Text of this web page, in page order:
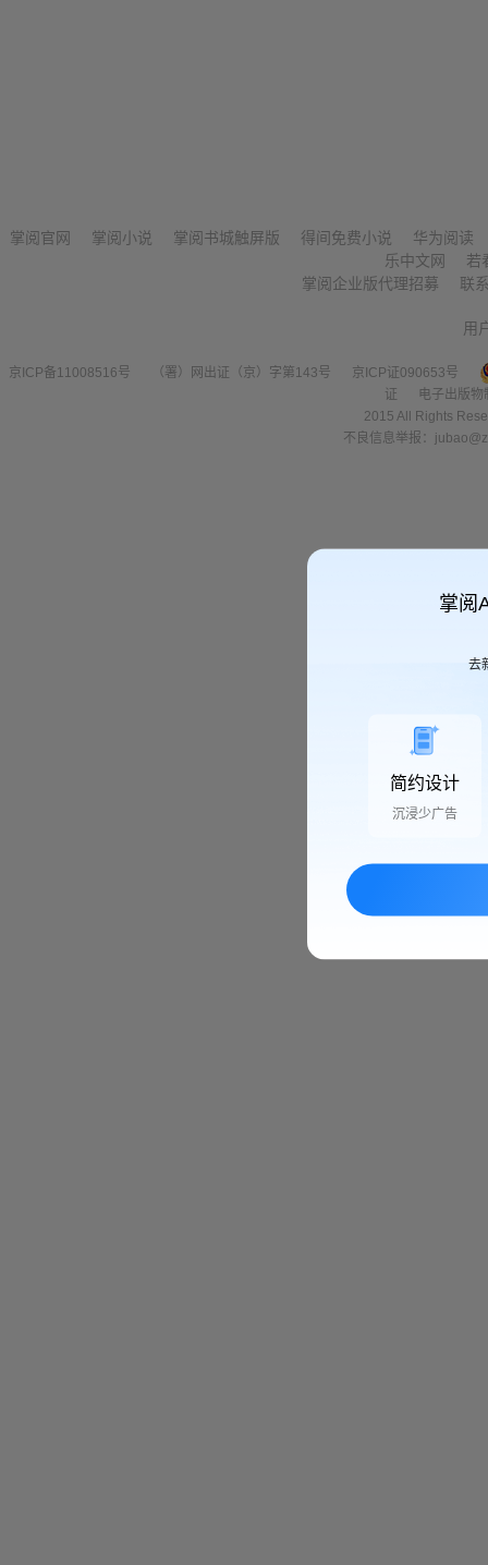
掌阅官网 掌阅小说 掌阅书城触屏版 得间免费小说
华为阅读
乐中文网
若
掌阅企业版代理招募
联
用
京ICP备11008516号 （署）网出证（京）字第143号
京ICP证090653号
证
电子出版
2015 All Rights
不良信息举报：
掌阅
去
简约设计
沉浸少广告